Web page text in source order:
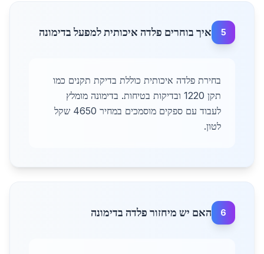
5 איך בוחרים פלדה איכותית למפעל בדימונה
בחירת פלדה איכותית כוללת בדיקת תקנים כמו
תקן 1220 ובדיקות בטיחות. בדימונה מומלץ
לעבוד עם ספקים מוסמכים במחיר 4650 שקל
לטון.
6 האם יש מיחזור פלדה בדימונה